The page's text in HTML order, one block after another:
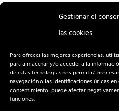
Gestionar el
las cookies
Para ofrecer las mejores experiencias,
para almacenar y/o acceder a la
de estas tecnologías nos permitirá
navegación o las identificaciones únicas
consentimiento, puede afectar
funciones.
ENTRADA